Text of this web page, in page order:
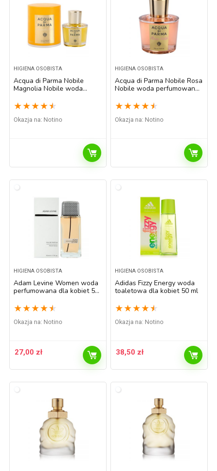
HIGIENA OSOBISTA
Acqua di Parma Nobile
Magnolia Nobile woda
ml
★ ★ ★ ★ ★
Okazja na: Notino
HIGIENA OSOBISTA
Acqua di Parma Nobile Rosa
Nobile woda perfumowana
★ ★ ★ ★ ★
Okazja na: Notino
HIGIENA OSOBISTA
Adam Levine Women woda
perfumowana dla kobiet 50
★ ★ ★ ★ ★
Okazja na: Notino
27,00 zł
HIGIENA OSOBISTA
Adidas Fizzy Energy woda
toaletowa dla kobiet 50 ml
★ ★ ★ ★ ★
Okazja na: Notino
38,50 zł